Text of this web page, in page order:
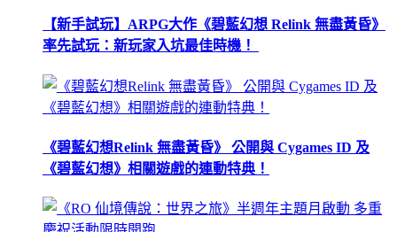
【新手試玩】ARPG大作《碧藍幻想 Relink 無盡黃昏》
率先試玩：新玩家入坑最佳時機！
《碧藍幻想Relink 無盡黃昏》 公開與 Cygames ID 及
《碧藍幻想》相關遊戲的連動特典！